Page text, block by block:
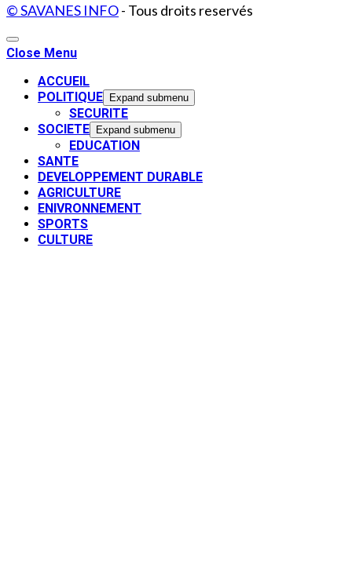
© SAVANES INFO- Tous droits reservés
Close Menu
ACCUEIL
POLITIQUE
Expand submenu
SECURITE
SOCIETE
Expand submenu
EDUCATION
SANTE
DEVELOPPEMENT DURABLE
AGRICULTURE
ENIVRONNEMENT
SPORTS
CULTURE